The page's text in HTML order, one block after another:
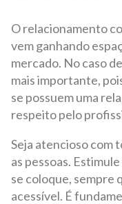
O relacionamento
vem ganhando
mercado. No caso
mais importante,
se possuem uma
respeito pelo
Seja atencioso com
as pessoas.
se coloque, sempre
acessível. É